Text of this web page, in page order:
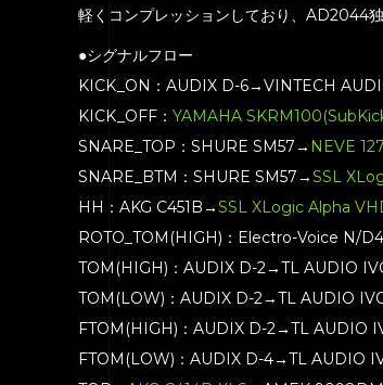
軽くコンプレッションしており、AD2044
●シグナルフロー
KICK_ON：AUDIX D-6→VINTECH
KICK_OFF： YAMAHA
SNARE_TOP：SHURE SM57→ NEVE
SNARE_BTM：SHURE SM57→SSL
HH：AKG C451B→SSL XLogic Alpha
ROTO_TOM(HIGH)：Electro-Voice N/
TOM(HIGH)：AUDIX D-2→TL AUDIO
TOM(LOW)：AUDIX D-2→TL AUDIO
FTOM(HIGH)：AUDIX D-2→TL AUDIO
FTOM(LOW)：AUDIX D-4→TL AUDIO